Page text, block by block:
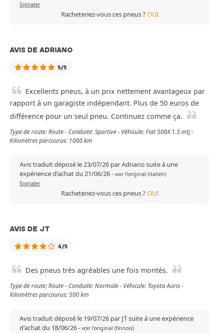
Signaler
Racheteriez-vous ces pneus ?OUI
AVIS DE ADRIANO
5/5
Excellents pneus, à un prix nettement avantageux par
rapport à un garagiste indépendant. Plus de 50 euros de
différence pour un seul pneu. Continuez comme ça.
Type de route: Route - Conduite: Sportive - Véhicule: Fiat 500X 1.3 mtj -
Kilomètres parcourus: 1000 km
Avis traduit déposé le 23/07/26 par Adriano suite à une
expérience d'achat du 21/06/26- voir l'original (italien)
Signaler
Racheteriez-vous ces pneus ?OUI
AVIS DE JT
4/5
Des pneus très agréables une fois montés.
Type de route: Route - Conduite: Normale - Véhicule: Toyota Auris -
Kilomètres parcourus: 500 km
Avis traduit déposé le 19/07/26 par JT suite à une expérience
d'achat du 18/06/26- voir l'original (finnois)